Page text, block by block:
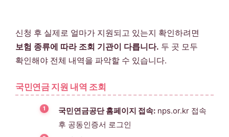
신청 후 실제로 얼마가 지원되고 있는지 확인하려면
보험 종류에 따라 조회 기관이 다릅니다. 두 곳 모두
확인해야 전체 내역을 파악할 수 있습니다.
국민연금 지원 내역 조회
국민연금공단 홈페이지 접속: nps.or.kr 접속
후 공동인증서 로그인